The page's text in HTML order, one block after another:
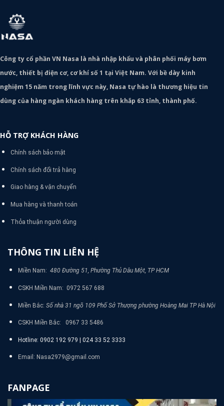
Công ty cổ phần VN Nasa là nhà nhập khẩu và phân phối máy bơm
nước, thiết bị điện cơ, cơ khí số 1 tại Việt Nam. Với bề dày kinh
nghiệm 15 năm trong lĩnh vực này, Nasa tự hào là thương hiệu tin
dùng của hàng ngàn khách hàng trên khắp 63 tỉnh, thành phố.
HỖ TRỢ KHÁCH HÀNG
Chính sách bảo mật
Chính sách đổi trả hàng
Giao hàng & vận chuyển
Mua hàng và thanh toán
Thỏa thuận người dùng
THÔNG TIN LIÊN HỆ
Miền Nam: 480 Đường 51, Phường Thủ Dâu Một, TP HCM
CSKH Miền Nam: 0972 567 688
Miền Bắc: Số nhà 31 ngõ 109 Phố Sở Thượng phường Hoàng Mai TP Hà Nội
CSKH Miền Bắc: 0967 33 5486
Hotline: 0902 192 979 | 024 33 52 3333
Email: Nasa2979@gmail.com
FANPAGE